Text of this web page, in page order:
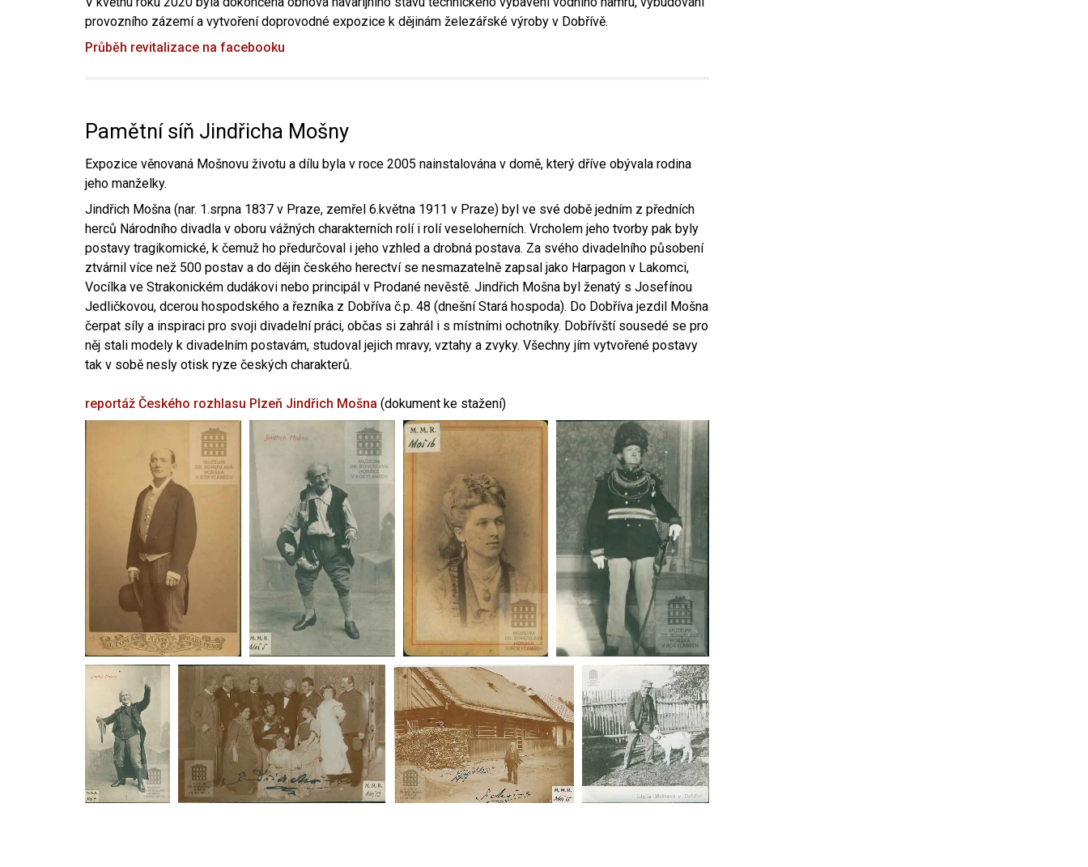
provozního zázemí a vytvoření doprovodné expozice k dějinám železářské výroby v Dobřívě.
Průběh revitalizace na facebooku
Pamětní síň Jindřicha Mošny
Expozice věnovaná Mošnovu životu a dílu byla v roce 2005 nainstalována v domě, který dříve obývala rodina
jeho manželky.
Jindřich Mošna (nar. 1.srpna 1837 v Praze, zemřel 6.května 1911 v Praze) byl ve své době jedním z předních
herců Národního divadla v oboru vážných charakterních rolí i rolí veseloherních. Vrcholem jeho tvorby pak byly
postavy tragikomické, k čemuž ho předurčoval i jeho vzhled a drobná postava. Za svého divadelního působení
ztvárnil více než 500 postav a do dějin českého herectví se nesmazatelně zapsal jako Harpagon v Lakomci,
Vocílka ve Strakonickém dudákovi nebo principál v Prodané nevěstě. Jindřich Mošna byl ženatý s Josefínou
Jedličkovou, dcerou hospodského a řezníka z Dobříva č.p. 48 (dnešní Stará hospoda). Do Dobříva jezdil Mošna
čerpat síly a inspiraci pro svoji divadelní práci, občas si zahrál i s místními ochotníky. Dobřívští sousedé se pro
něj stali modely k divadelním postavám, studoval jejich mravy, vztahy a zvyky. Všechny jím vytvořené postavy
tak v sobě nesly otisk ryze českých charakterů.
reportáž Českého rozhlasu Plzeň Jindřich Mošna (dokument ke stažení)